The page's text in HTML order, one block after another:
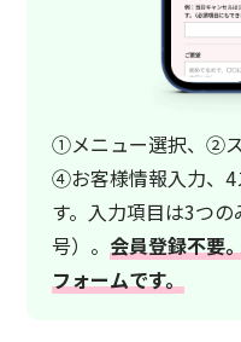
①メニュー選択、②
④お客様情報入力、4
す。入力項目は3つ
号）。 会員登録不要
フォームです。